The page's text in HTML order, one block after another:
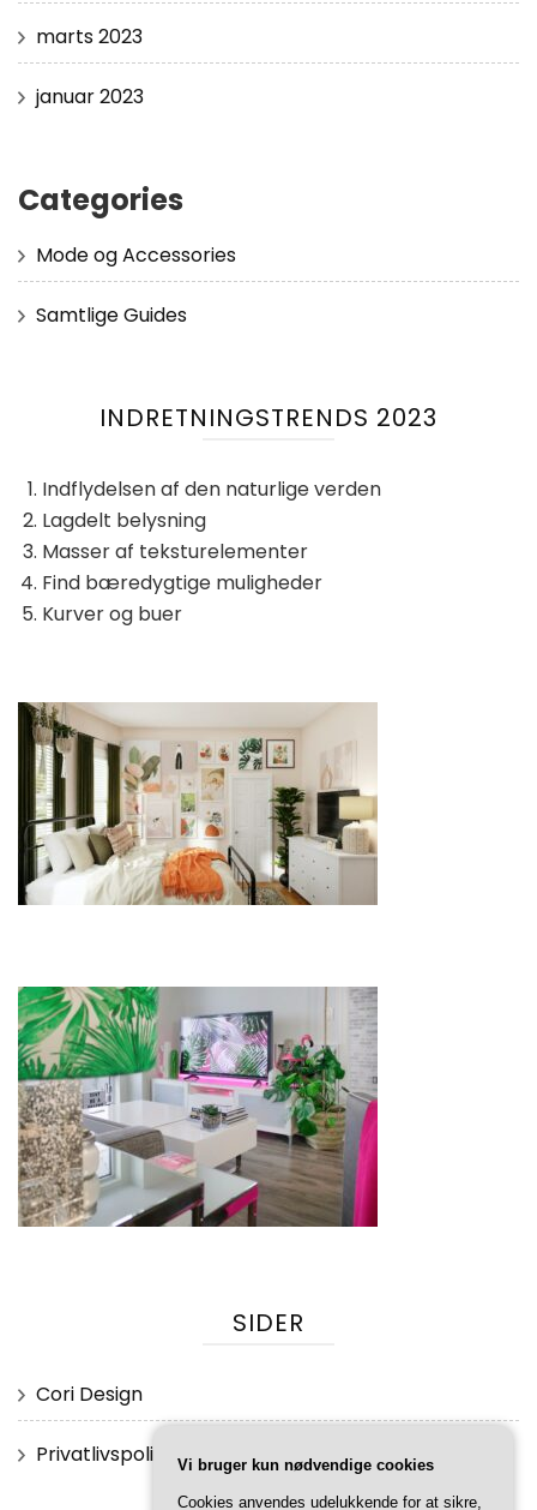
marts 2023
januar 2023
Categories
Mode og Accessories
Samtlige Guides
INDRETNINGSTRENDS 2023
Indflydelsen af ​​den naturlige verden
Lagdelt belysning
Masser af teksturelementer
Find bæredygtige muligheder
Kurver og buer
SIDER
Cori Design
Privatlivspolitik Vi bruger kun nødvendige cookies
Cookies anvendes udelukkende for at sikre,